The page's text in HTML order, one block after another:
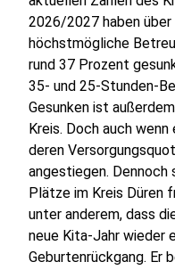
2026/2027 haben
höchstmögliche
rund 37 Prozent
35- und 25-Stunden-
Gesunken ist
Kreis. Doch auch
deren
angestiegen. Dennoch
Plätze im Kreis Düren
unter anderem, dass
neue Kita-Jahr wieder
Geburtenrückgang. Er